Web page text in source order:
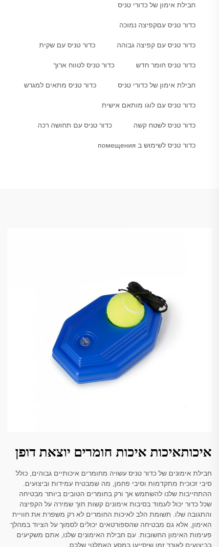
חבילת אימון של כדורי טניס
כדור טניס עםקפיצה נמוכה
כדור טניס עם קפיצה גבוהה כדור טניס עם שקית
כדור טניס חומר חדש כדור טניס לטווח ארוך
חבילת אימון של כדורי טניס כדור טניס מתאים למגרש
כדור טניס עם לוגו מותאם אישית
כדור טניס לשטח קשה כדור טניס עם תחושה רכה
כדור טניס לשימוש ב помещения
איכותאיכות איכות חומרים יוצאת דופן
חבילת אימונים של כדור טניס עשויה מחומרים איכותיים גבוהים, כולל
סיבי זכוכית מתקדמות וסיבי פחמן, מה שמבטיח עמידות וביצועים.
ההתחייבות שלנו להשתמש אך ורק בחומרים הטובים ביותר מבטיחה
שכל כדור יכול לעמוד בסיבות אימונים קשות תוך שמירה על הקפיצה
והתגובה שלו. תשומת הלב לאיכות החומרים לא רק משפרת את חוויית
האימון, אלא גם מבטיחה שהספורטאים יכולים לסמוך על הציוד במהלך
פעימות האימון החשובות. עם חבילת האימונים שלנו, אתם משקיעים
בביצועים לאורך זמן שיסייעו במסע האתלטי שלכם.